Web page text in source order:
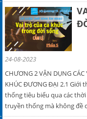
24-08-2023
CHƯƠNG 2 VẬN DỤNG CÁC
KHÚC ĐƯƠNG ĐẠI 2.1
thống tiêu biểu qua các
truyền thống mà không đề